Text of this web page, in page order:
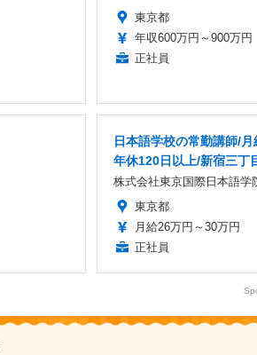
東京都
年収600万円～900万円
正社員
日本語学校の常勤講師/
年休120日以上/新宿三丁
株式会社東京国際日本語学
東京都
月給26万円～30万円
正社員